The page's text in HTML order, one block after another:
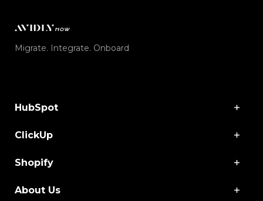
Migrate. Integrate. Onboard
HubSpot
ClickUp
Shopify
About Us